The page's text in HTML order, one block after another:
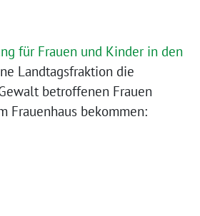
für Frauen und Kinder in den
Landtagsfraktion die
betroffenen Frauen
Frauenhaus bekommen: